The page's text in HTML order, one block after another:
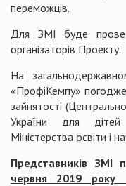
переможців.
Для ЗМІ буде
організаторів Проекту.
На
«ПрофіКемпу»
зайнятості
України для дітей
Міністерства освіти і
Представників ЗМІ
червня 2019 року